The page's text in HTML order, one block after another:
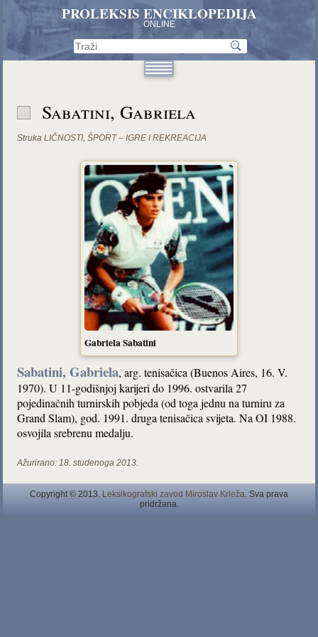
PROLEKSIS ENCIKLOPEDIJA
ONLINE
Sabatini, Gabriela
Struka LIČNOSTI,ŠPORT – IGRE I REKREACIJA
Gabriela Sabatini
Sabatini, Gabriela, arg. tenisačica (Buenos Aires, 16. V.
1970). U 11-godišnjoj karijeri do 1996. ostvarila 27
pojedinačnih turnirskih pobjeda (od toga jednu na turniru za
Grand Slam), god. 1991. druga tenisačica svijeta. Na OI 1988.
osvojila srebrenu medalju.
Ažurirano: 18. studenoga 2013.
Copyright © 2013. Leksikografski zavod Miroslav Krleža . Sva prava
pridržana.